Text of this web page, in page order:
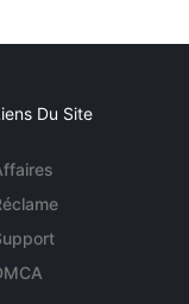
Du Site